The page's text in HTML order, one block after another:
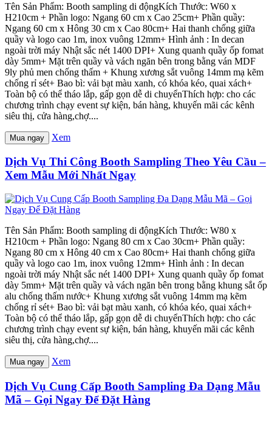
Tên Sản Phẩm: Booth sampling di độngKích Thước: W60 x
H210cm + Phần logo: Ngang 60 cm x Cao 25cm+ Phần quầy:
Ngang 60 cm x Hông 30 cm x Cao 80cm+ Hai thanh chống giữa
quầy và logo cao 1m, inox vuông 12mm+ Hình ảnh : In decan
ngoài trời máy Nhật sắc nét 1400 DPI+ Xung quanh quầy ốp fomat
dày 5mm+ Mặt trên quầy và vách ngăn bên trong bằng ván MDF
9ly phủ men chống thấm + Khung xương sắt vuông 14mm mạ kẽm
chống rỉ sét+ Bao bì: vải bạt màu xanh, có khóa kéo, quai xách+
Toàn bộ có thể tháo lắp, gấp gọn dễ di chuyểnThích hợp: cho các
chương trình chạy event sự kiện, bán hàng, khuyến mãi các kênh
siêu thị, cửa hàng,chợ....
Mua ngay Xem
Dịch Vụ Thi Công Booth Sampling Theo Yêu Cầu –
Xem Mẫu Mới Nhất Ngay
Tên Sản Phẩm: Booth sampling di độngKích Thước: W80 x
H210cm + Phần logo: Ngang 80 cm x Cao 30cm+ Phần quầy:
Ngang 80 cm x Hông 40 cm x Cao 80cm+ Hai thanh chống giữa
quầy và logo cao 1m, inox vuông 12mm+ Hình ảnh : In decan
ngoài trời máy Nhật sắc nét 1400 DPI+ Xung quanh quầy ốp fomat
dày 5mm+ Mặt trên quầy và vách ngăn bên trong bằng khung sắt ốp
alu chống thấm nước+ Khung xương sắt vuông 14mm mạ kẽm
chống rỉ sét+ Bao bì: vải bạt màu xanh, có khóa kéo, quai xách+
Toàn bộ có thể tháo lắp, gấp gọn dễ di chuyểnThích hợp: cho các
chương trình chạy event sự kiện, bán hàng, khuyến mãi các kênh
siêu thị, cửa hàng,chợ....
Mua ngay Xem
Dịch Vụ Cung Cấp Booth Sampling Đa Dạng Mẫu
Mã – Gọi Ngay Để Đặt Hàng